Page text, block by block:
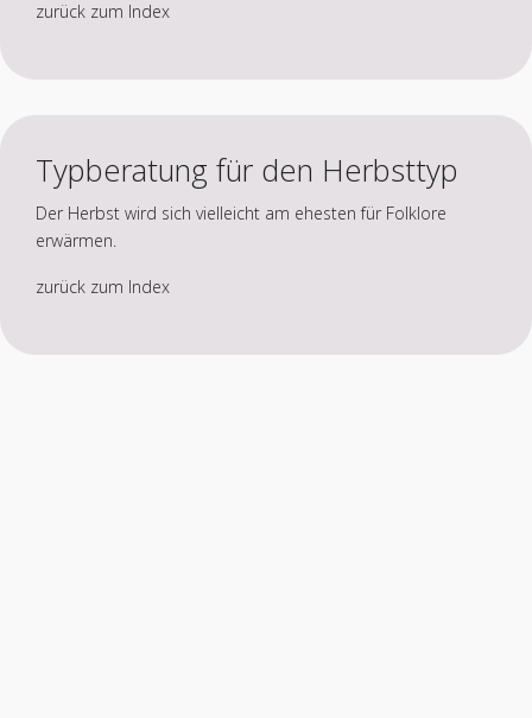
zurück zum Index
Typberatung für den Herbsttyp
Der Herbst wird sich vielleicht am ehesten für Folklore
erwärmen.
zurück zum Index